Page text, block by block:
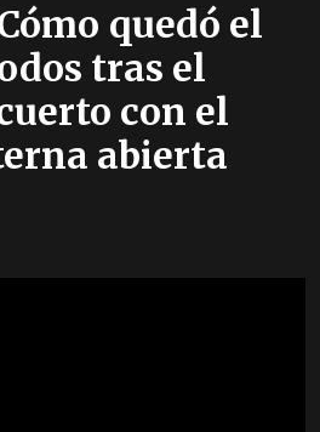
quedó el
tras el
con el
abierta